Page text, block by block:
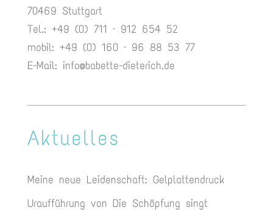
70469 Stuttgart
Tel.: +49 (0) 711 – 912 654 52
mobil: +49 (0) 160 – 96 88 53 77
E-Mail: info@babette-dieterich.de
Aktuelles
Meine neue Leidenschaft: Gelplattendruck
Uraufführung von Die Schöpfung singt